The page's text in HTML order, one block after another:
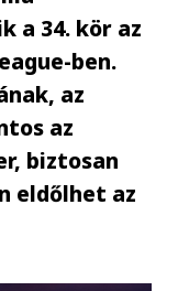
a 34. kör az
ben.
az
az
biztosan
eldőlhet az